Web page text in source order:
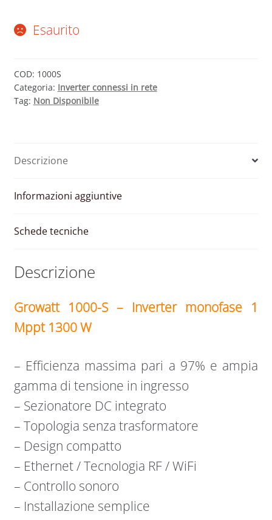
Esaurito
COD: 1000S
Categoria: Inverter connessi in rete
Tag: Non Disponibile
Descrizione
Informazioni aggiuntive
Schede tecniche
Descrizione
Growatt 1000-S – Inverter monofase 1
Mppt 1300 W
– Efficienza massima pari a 97% e ampia
gamma di tensione in ingresso
– Sezionatore DC integrato
– Topologia senza trasformatore
– Design compatto
– Ethernet / Tecnologia RF / WiFi
– Controllo sonoro
– Installazione semplice